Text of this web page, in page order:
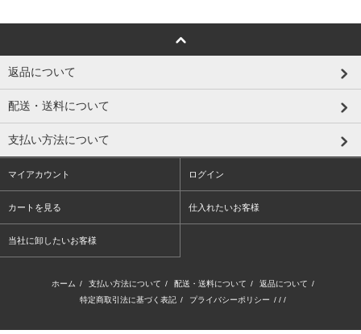
返品について
配送・送料について
支払い方法について
マイアカウント ログイン
カートを見る 仕入れたいお客様
当社に卸したいお客様
ホーム / 支払い方法について / 配送・送料について / 返品について /
特定商取引法に基づく表記 / プライバシーポリシー / / /